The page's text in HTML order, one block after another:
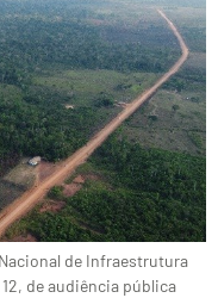
de Infraestrutura
de audiência pública